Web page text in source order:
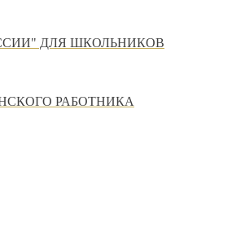
ДЛЯ ШКОЛЬНИКОВ
РАБОТНИКА